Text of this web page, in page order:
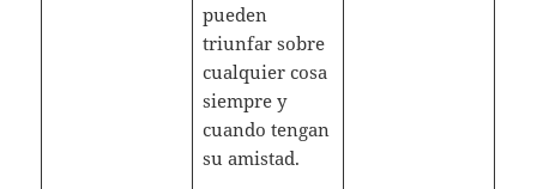
pueden
triunfar sobre
cualquier cosa
siempre y
cuando tengan
su amistad.